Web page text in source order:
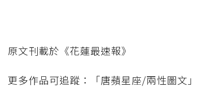
原文刊載於《花蓮最速報》
更多作品可追蹤：「唐蘋星座/兩性圖文」